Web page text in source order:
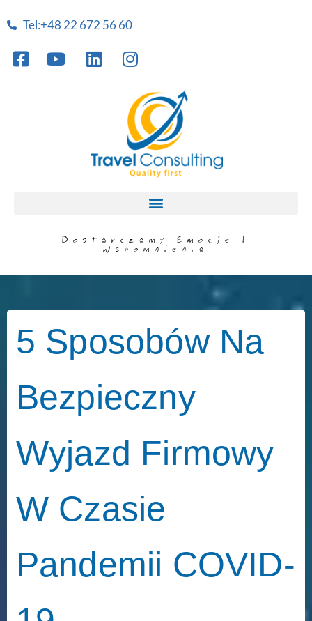
Tel:+48 22 672 56 60
Dostarczamy Emocje I
Wspomnienia
5 Sposobów Na
Bezpieczny
Wyjazd Firmowy
W Czasie
Pandemii COVID-